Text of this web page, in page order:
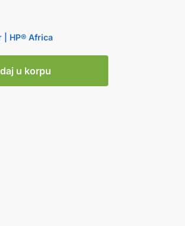
| HP® Africa
u korpu